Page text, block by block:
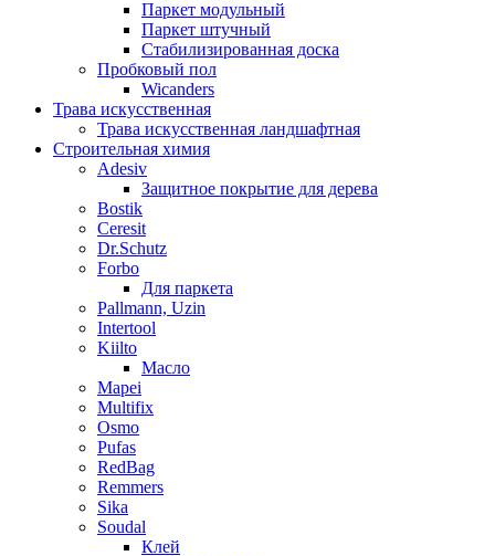
Паркет модульный
Паркет штучный
Стабилизированная доска
Пробковый пол
Wicanders
Трава искусственная
Трава искусственная ландшафтная
Строительная химия
Adesiv
Защитное покрытие для дерева
Bostik
Ceresit
Dr.Schutz
Forbo
Для паркета
Pallmann, Uzin
Intertool
Kiilto
Масло
Mapei
Multifix
Osmo
Pufas
RedBag
Remmers
Sika
Soudal
Клей